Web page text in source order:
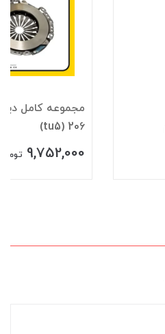
مجموعه کامل
206 (tu5)
9,752,000 تومان